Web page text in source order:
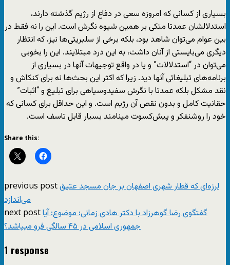
بسیاری از کسانی که امروزه سعی در دفاع از رژیم گذشته دارند،
استدلالشان عمدتا متکی بر همین شیوه نگرش است. این را نه فقط در
بین عوام می‌توان شاهد بود، بلکه برخی از سلبریتی‌ها نیز، که انتظار
دیگری می‌بایستی از آنان داشت، به این درد مبتلایند. این را بخوبی
می‌توان در “استدلالات” و یا در واقع توجیهات آنها در بسیاری از
برنامه‌های تبلیغاتی آنها دید. زیرا که اکثر این بحث‌ها نه برای کنکاش و
نقد مشکل بلکه عمدتا با نگرش سفیدوسیاهی برای تبلیغ و “اثبات”
حقانیت کامل و بدون نقص آن رژیم است. و این حداقل برای کسانی که
خود را روشنفکر و پیش‌کسوت مینامند بسیار قابل تاسف است.
Share this:
previous postلرزه‌ای که قطار شهری اصفهان بر جان مسجد عتیق
می‌اندازد
next postگفتگوی رضا گوهرزاد با دکتر هادی زمانی؛ موضوع: آیا
جمهوری اسلامی در ۴۵ سالگی فرو میپاشد؟
1 response